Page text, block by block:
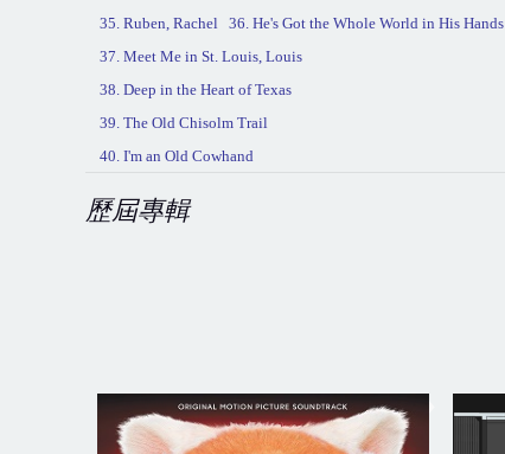
35. Ruben, Rachel 36. He's Got the Whole World in His Hands
37. Meet Me in St. Louis, Louis
38. Deep in the Heart ofTexas
39. The Old Chisolm Trail
40. I'm an Old Cowhand
歷屆專輯